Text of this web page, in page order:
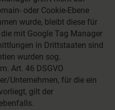
oder Cookie-Ebene
wurde, bleibt diese für
mit Google Tag Manager
in Drittstaaten sind
wurden sog.
Art. 46 DSGVO
Unternehmen, für die ein
gilt der